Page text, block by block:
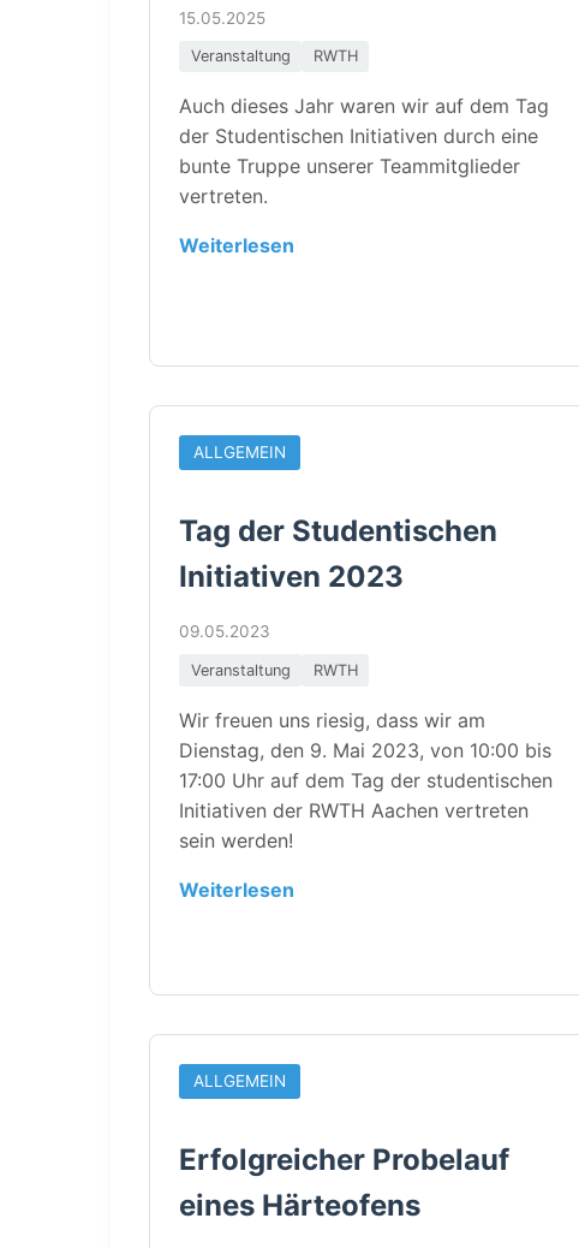
15.05.2025
Veranstaltung RWTH
Auch dieses Jahr waren wir auf dem Tag
der Studentischen Initiativen durch eine
bunte Truppe unserer Teammitglieder
vertreten.
Weiterlesen
ALLGEMEIN
Tag der Studentischen
Initiativen 2023
09.05.2023
Veranstaltung RWTH
Wir freuen uns riesig, dass wir am
Dienstag, den 9. Mai 2023, von 10:00 bis
17:00 Uhr auf dem Tag der studentischen
Initiativen der RWTH Aachen vertreten
sein werden!
Weiterlesen
ALLGEMEIN
Erfolgreicher Probelauf
eines Härteofens